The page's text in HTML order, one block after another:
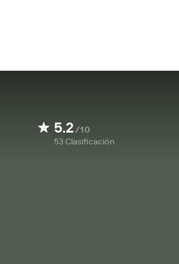
5.2/10
53Clasificación